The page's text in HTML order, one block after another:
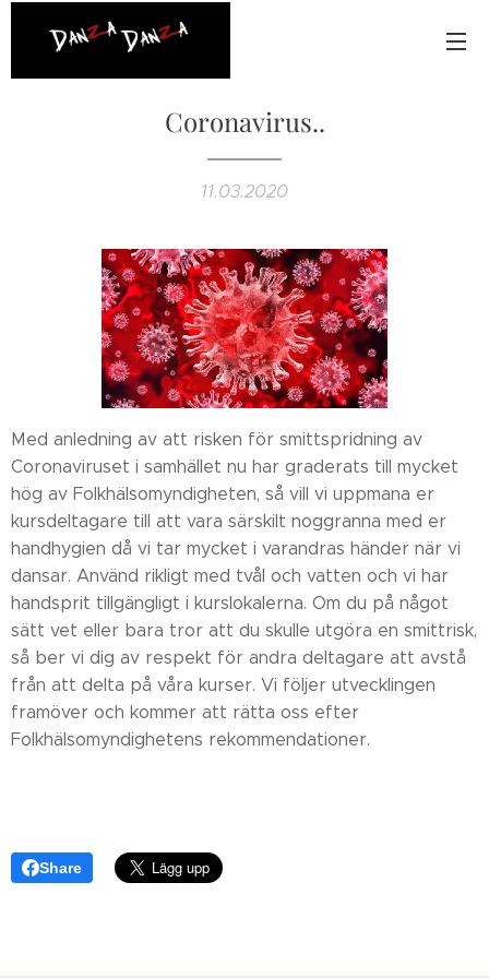
Coronavirus..
11.03.2020
Med anledning av att risken för smittspridning av
Coronaviruset i samhället nu har graderats till mycket
hög av Folkhälsomyndigheten, så vill vi uppmana er
kursdeltagare till att vara särskilt noggranna med er
handhygien då vi tar mycket i varandras händer när vi
dansar. Använd rikligt med tvål och vatten och vi har
handsprit tillgängligt i kurslokalerna. Om du på något
sätt vet eller bara tror att du skulle utgöra en smittrisk,
så ber vi dig av respekt för andra deltagare att avstå
från att delta på våra kurser. Vi följer utvecklingen
framöver och kommer att rätta oss efter
Folkhälsomyndighetens rekommendationer.
Share